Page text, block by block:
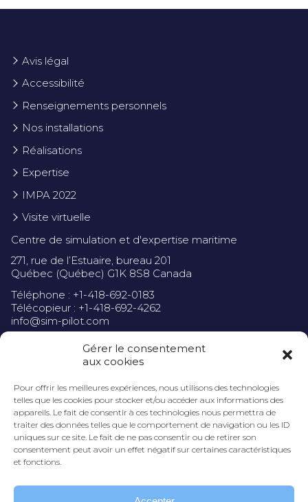
Gérer le consentement
aux cookies
Pour offrir les meilleures expériences, nous utilisons des technologies
telles que les cookies pour stocker et/ou accéder aux informations des
appareils. Le fait de consentir à ces technologies nous permettra de
traiter des données telles que le comportement de navigation ou les ID
uniques sur ce site. Le fait de ne pas consentir ou de retirer son
consentement peut avoir un effet négatif sur certaines caractéristiques
et fonctions.
Avis légal
Accessibilité
Renseignements personnels
Nos installations
Réalisations
Expertise
IMPA 2022
Visite virtuelle
Centre de simulation et d'expertise maritime
271, rue de l’Estuaire, bureau 201
Québec (Québec) G1K 8S8 Canada
Téléphone : +1-418-692-0183
Télécopieur : +1-418-692-4262
info@sim-pilot.com
Politique de confidentialité